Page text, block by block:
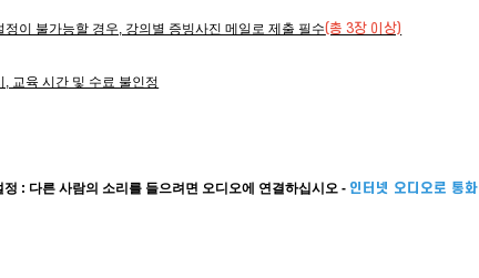
정이 불가능할 경우, 강의별 증빙사진 메일로 제출 필수(총 3장 이상)
, 교육 시간 및 수료 불인정
정 : 다른 사람의 소리를 들으려면 오디오에 연결하십시오 - 인터넷 오디오로 통화